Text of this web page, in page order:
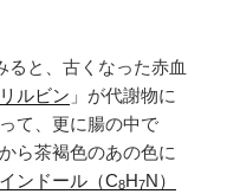
ると、古くなった赤血
ルビン 」が代謝物に
て、更に腸の中で
ら茶褐色のあの色に
インドール（C8H7N）